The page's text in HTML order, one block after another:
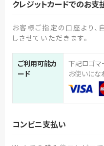
クレジットカードでのお支
お客様ご指定の口座より
しさせていただきます。
ご利用可能カ
ード
下記ロゴマ
お使いにな
コンビニ支払い